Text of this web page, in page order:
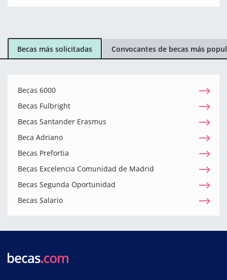
Becas más solicitadas Convocantes de becas más
Becas 6000
Becas Fulbright
Becas Santander Erasmus
Beca Adriano
Becas Prefortia
Becas Excelencia Comunidad de Madrid
Becas Segunda Oportunidad
Becas Salario